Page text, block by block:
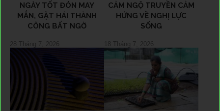
NGÀY TỐT ĐÓN MAY
MẮN, GẶT HÁI THÀNH
CÔNG BẤT NGỜ
28 Tháng 7, 2026
CẢM NGỘ TRUYỀN CẢM
HỨNG VỀ NGHỊ LỰC
SỐNG
18 Tháng 7, 2026